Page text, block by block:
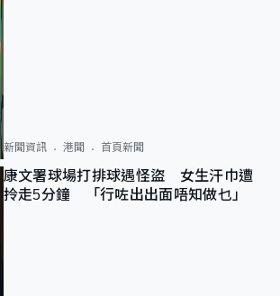
新聞資訊 港聞 首頁新聞
康文署球場打排球遇怪盜 女生汗巾遭
拎走5分鐘 「行咗出出面唔知做乜」